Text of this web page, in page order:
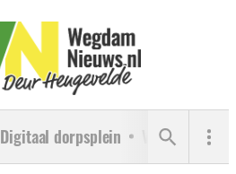
Digitaal dorpsplein Verenigingen